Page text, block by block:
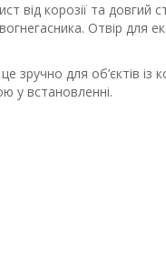
від корозії та довгий
Отвір для
для об’єктів із
у встановленні.